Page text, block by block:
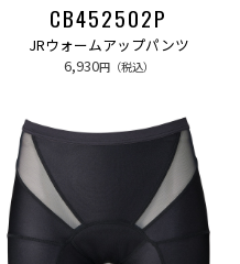
CB452502P
JRウォームアップパンツ
6,930円（税込）